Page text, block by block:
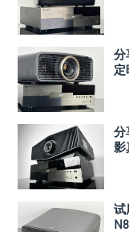
分
定
分
影
试